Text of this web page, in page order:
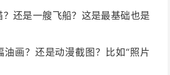
还是一艘飞船？这是最基础也是
画？还是动漫截图？比如“照片